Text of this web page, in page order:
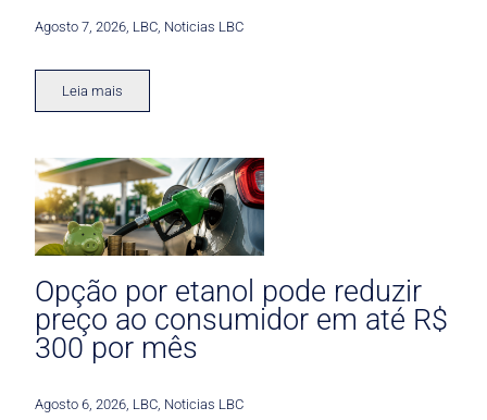
Agosto 7, 2026 LBC Noticias LBC
Leia mais
Opção por etanol pode reduzir
preço ao consumidor em até R$
300 por mês
Agosto 6, 2026 LBC Noticias LBC